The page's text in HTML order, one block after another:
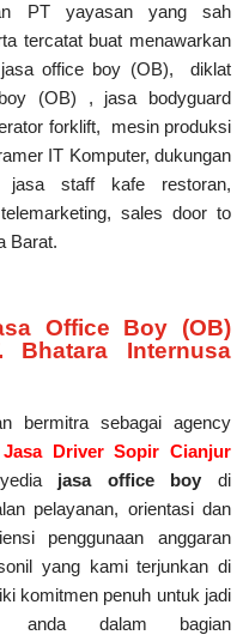
PT yayasan yang sah
tercatat buat menawarkan
jasa office boy (OB), diklat
(OB) , jasa bodyguard
forklift, mesin produksi
IT Komputer, dukungan
jasa staff kafe restoran,
sales door to
Barat.
Office Boy (OB)
Bhatara Internusa
bermitra sebagai agency
Driver Sopir Cianjur
jasa office boy di
pelayanan, orientasi dan
penggunaan anggaran
yang kami terjunkan di
komitmen penuh untuk jadi
anda dalam bagian